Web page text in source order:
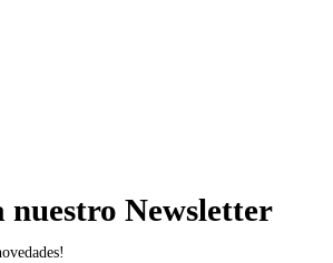
nuestro Newsletter